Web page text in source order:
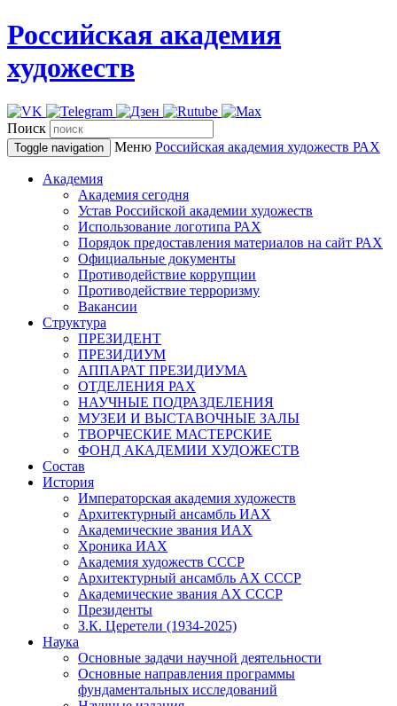
Российская академия
художеств
Поиск
Toggle navigation Меню Российская академия художеств РАХ
Академия
Академия сегодня
Устав Российской академии художеств
Использование логотипа РАХ
Порядок предоставления материалов на сайт РАХ
Официальные документы
Противодействие коррупции
Противодействие терроризму
Вакансии
Структура
ПРЕЗИДЕНТ
ПРЕЗИДИУМ
АППАРАТ ПРЕЗИДИУМА
ОТДЕЛЕНИЯ РАХ
НАУЧНЫЕ ПОДРАЗДЕЛЕНИЯ
МУЗЕИ И ВЫСТАВОЧНЫЕ ЗАЛЫ
ТВОРЧЕСКИЕ МАСТЕРСКИЕ
ФОНД АКАДЕМИИ ХУДОЖЕСТВ
Состав
История
Императорская академия художеств
Архитектурный ансамбль ИАХ
Академические звания ИАХ
Хроника ИАХ
Академия художеств СССР
Архитектурный ансамбль АХ СССР
Академические звания АХ СССР
Президенты
З.К. Церетели (1934-2025)
Наука
Основные задачи научной деятельности
Основные направления программы
фундаментальных исследований